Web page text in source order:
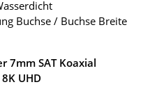
Buchse / Buchse Breite
7mm SAT Koaxial
UHD